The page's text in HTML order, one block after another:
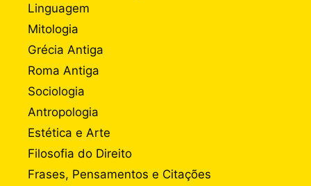
Linguagem
Mitologia
Grécia Antiga
Roma Antiga
Sociologia
Antropologia
Estética e Arte
Filosofia do Direito
Frases, Pensamentos e Citações